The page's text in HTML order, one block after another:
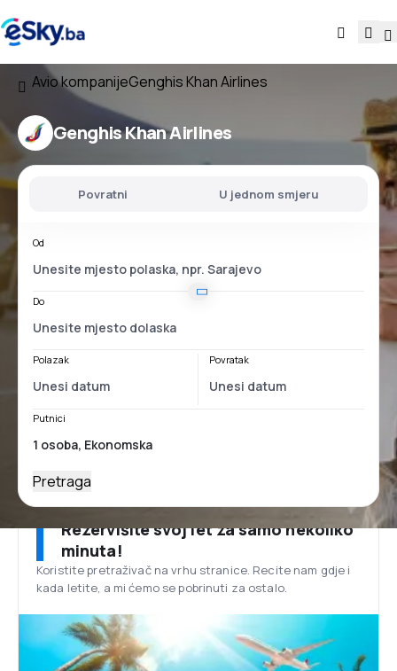
Avio kompanijeGenghis Khan Airlines
Genghis Khan Airlines
Povratni U jednom smjeru
Od
Do
Polazak Povratak
Putnici
Pretraga
Rezervišite svoj let za samo nekoliko
minuta!
Koristite pretraživač na vrhu stranice. Recite nam gdje i
kada letite, a mi ćemo se pobrinuti za ostalo.